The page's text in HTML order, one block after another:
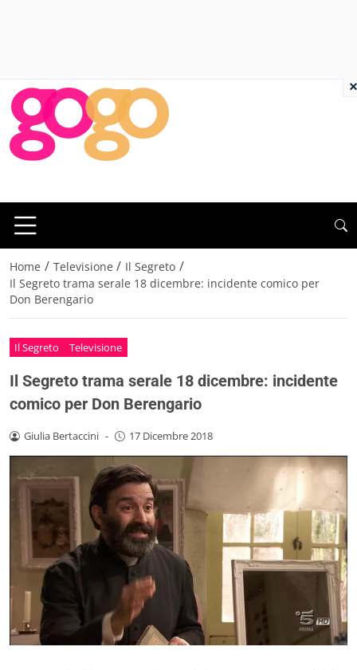
Home / Televisione / Il Segreto /
Il Segreto trama serale 18 dicembre: incidente comico per
Don Berengario
Il Segreto Televisione
Il Segreto trama serale 18 dicembre: incidente
comico per Don Berengario
Giulia Bertaccini - 17 Dicembre 2018
×